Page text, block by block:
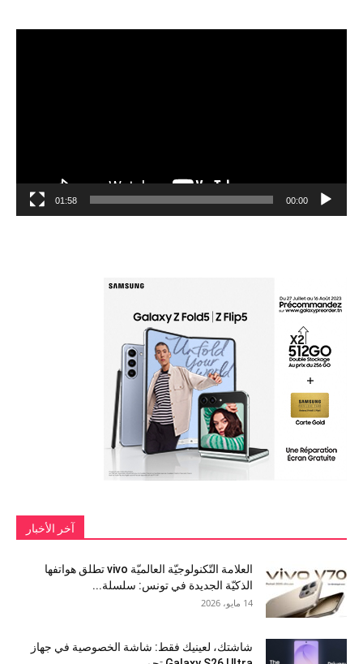
00:00
01:58
آخر الأخبار
العلامة التّكنولوجيّة العالميّة vivo تطلق هواتفها
الذكيّة الجديدة في تونس: سلسلة...
14 مايو، 2026
شاشتك، لعينيك فقط: شاشة الخصوصية في جهاز